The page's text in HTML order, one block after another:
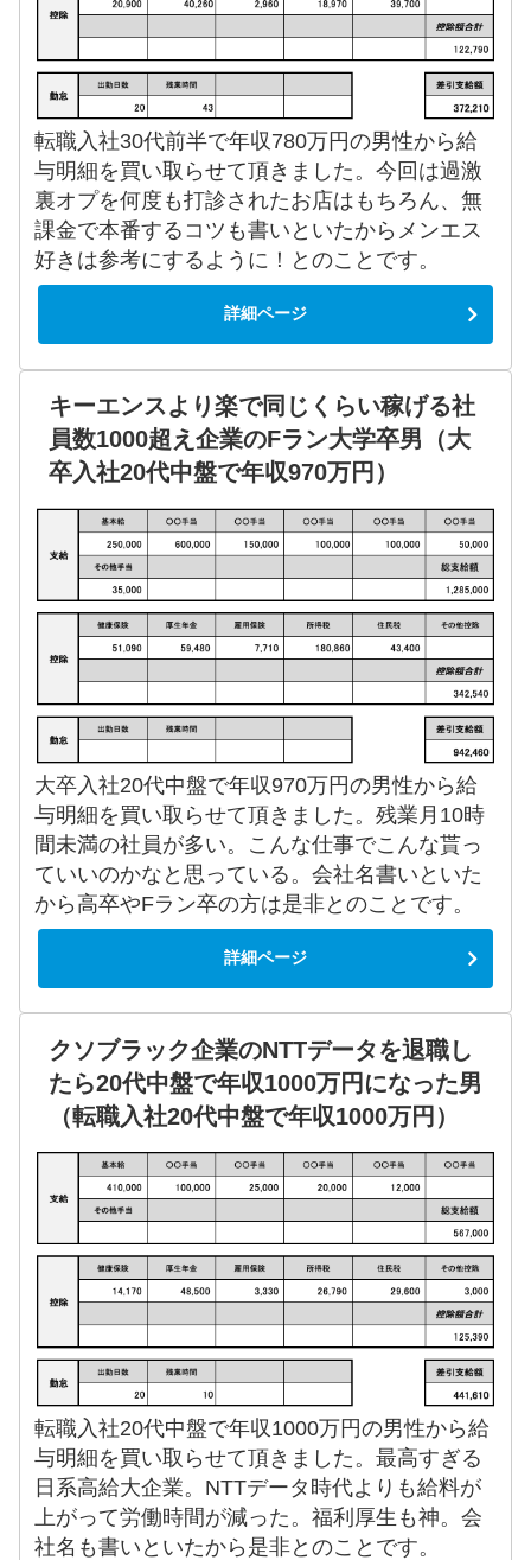
転職入社30代前半で年収780万円の男性から給
与明細を買い取らせて頂きました。今回は過激
裏オプを何度も打診されたお店はもちろん、無
課金で本番するコツも書いといたからメンエス
好きは参考にするように！とのことです。
詳細ページ
キーエンスより楽で同じくらい稼げる社
員数1000超え企業のFラン大学卒男（大
卒入社20代中盤で年収970万円）
大卒入社20代中盤で年収970万円の男性から給
与明細を買い取らせて頂きました。残業月10時
間未満の社員が多い。こんな仕事でこんな貰っ
ていいのかなと思っている。会社名書いといた
から高卒やFラン卒の方は是非とのことです。
詳細ページ
クソブラック企業のNTTデータを退職し
たら20代中盤で年収1000万円になった男
（転職入社20代中盤で年収1000万円）
転職入社20代中盤で年収1000万円の男性から給
与明細を買い取らせて頂きました。最高すぎる
日系高給大企業。NTTデータ時代よりも給料が
上がって労働時間が減った。福利厚生も神。会
社名も書いといたから是非とのことです。